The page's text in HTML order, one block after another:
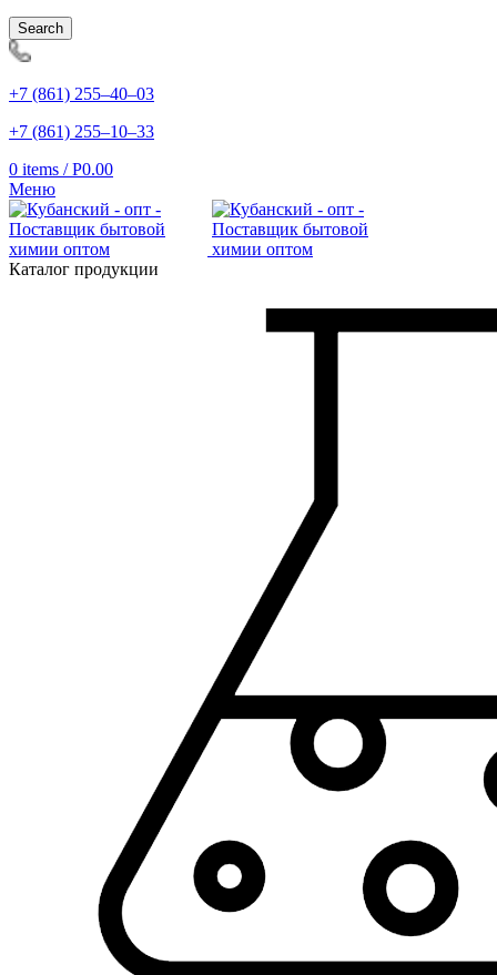
Search
+7 (861) 255‒40‒03
+7 (861) 255‒10‒33
0 items / Р0.00
Меню
Каталог продукции